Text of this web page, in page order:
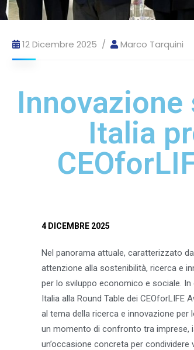
12 Dicembre 2025 Marco Tarquini
Innovazione
Italia
4 DICEMBRE 2025
Nel panorama attuale, caratterizzato
attenzione alla sostenibilità, ricerca e
per lo sviluppo economico e sociale.
Italia alla Round Table dei CEOforLIFE
al tema della ricerca e innovazione per
un momento di confronto tra imprese,
un’occasione concreta per